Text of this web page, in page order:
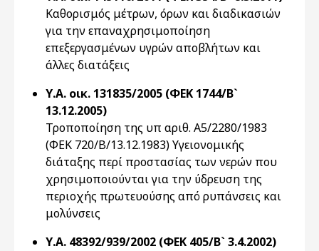
Καθορισμός μέτρων, όρων και διαδικασιών
για την επαναχρησιμοποίηση
επεξεργασμένων υγρών αποβλήτων και
άλλες διατάξεις
Υ.Α. οικ. 131835/2005 (ΦΕΚ 1744/Β`
13.12.2005)
Τροποποίηση της υπ αριθ. Α5/2280/1983
(ΦΕΚ 720/Β/13.12.1983) Υγειονομικής
διάταξης περί προστασίας των νερών που
χρησιμοποιούνται για την ύδρευση της
περιοχής πρωτευούσης από ρυπάνσεις και
μολύνσεις
Υ.Α. 48392/939/2002 (ΦΕΚ 405/Β` 3.4.2002)